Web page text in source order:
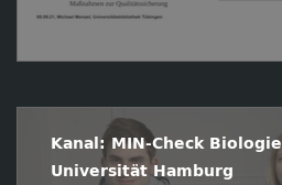
Kanal: MIN-Check Biologie
Universität Hamburg